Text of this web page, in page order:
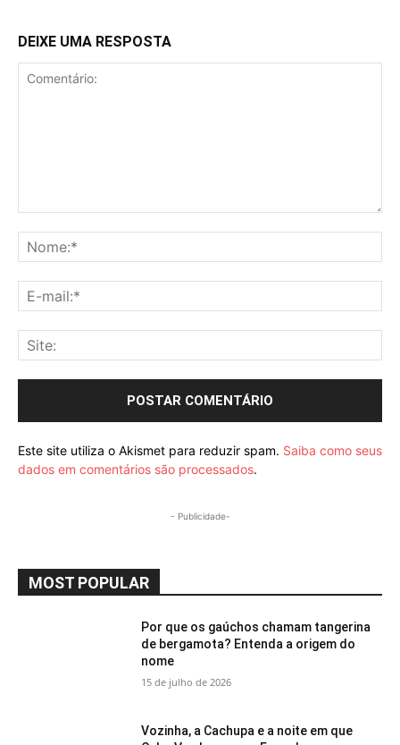
DEIXE UMA RESPOSTA
Este site utiliza o Akismet para reduzir spam. Saiba como seus
dados em comentários são processados.
- Publicidade-
MOST POPULAR
Por que os gaúchos chamam tangerina
de bergamota? Entenda a origem do
nome
15 de julho de 2026
Vozinha, a Cachupa e a noite em que